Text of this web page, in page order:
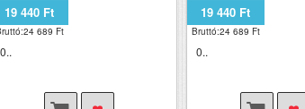
19 440 Ft
689 Ft
0..
19 440 Ft
Bruttó:24 689 Ft
0..